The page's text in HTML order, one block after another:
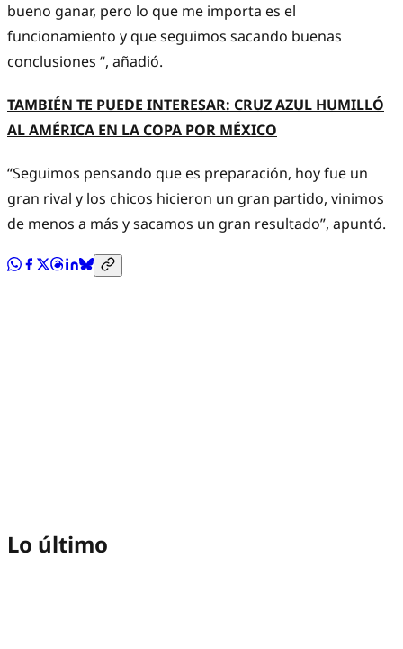
bueno ganar, pero lo que me importa es el
funcionamiento y que seguimos sacando buenas
conclusiones “, añadió.
TAMBIÉN TE PUEDE INTERESAR: CRUZ AZUL HUMILLÓ
AL AMÉRICA EN LA COPA POR MÉXICO
“Seguimos pensando que es preparación, hoy fue un
gran rival y los chicos hicieron un gran partido, vinimos
de menos a más y sacamos un gran resultado”, apuntó.
Lo último